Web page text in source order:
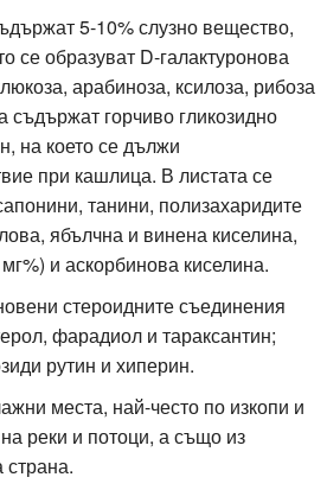
5-10% слузно вещество,
се образуват D-галактуронова
арабиноза, ксилоза, рибоза
съдържат горчиво гликозидно
на което се дължи
при кашлица. В листата се
танини, полизахаридите
ябълчна и винена киселина,
и аскорбинова киселина.
стероидните съединения
фарадиол и тараксантин;
рутин и хиперин.
места, най-често по изкопи и
реки и потоци, а също из